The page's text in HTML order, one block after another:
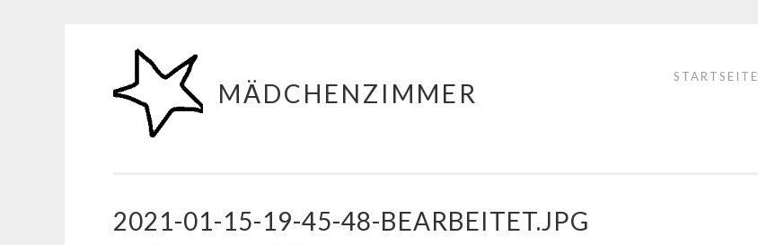
Zum
Inhalt
springen
MÄDCHENZIMMER
STARTSEITE
2021-01-15-19-45-48-BEARBEITET.JPG